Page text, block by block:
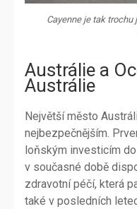
Cayenne je tak trochu
Austrálie a
Austrálie
Největší město
nejbezpečnějším.
loňským investicím
v současné době
zdravotní péčí, která
také v posledních